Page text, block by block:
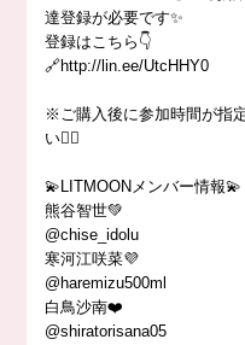
達登録が必要です✨
登録はこちら👇
🔗http://lin.ee/UtcHHY0
※ご購入後に参加時間が指
い🙇‍♀️
💫LITMOONメンバー情報💫
熊谷智世💚
@chise_idolu
寒河江咲菜💜
@haremizu500ml
白鳥沙南❤️
@shiratorisana05